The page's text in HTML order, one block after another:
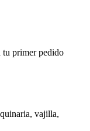
tu primer pedido
vajilla,